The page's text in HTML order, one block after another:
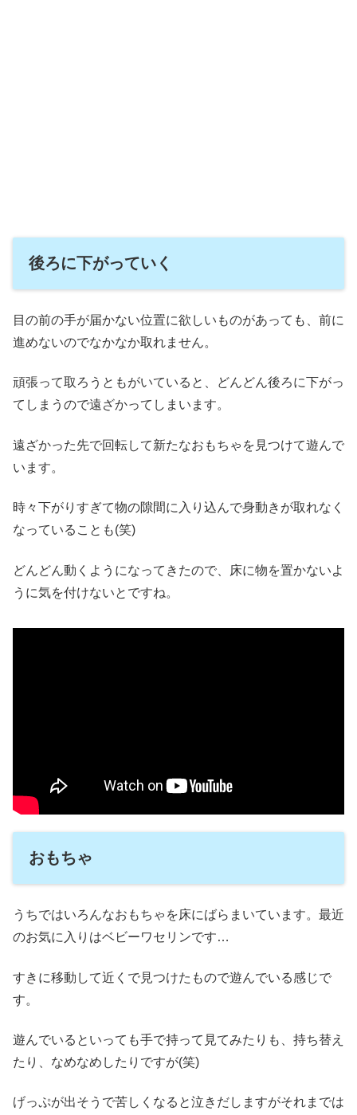
後ろに下がっていく
目の前の手が届かない位置に欲しいものがあっても、前に
進めないのでなかなか取れません。
頑張って取ろうともがいていると、どんどん後ろに下がっ
てしまうので遠ざかってしまいます。
遠ざかった先で回転して新たなおもちゃを見つけて遊んで
います。
時々下がりすぎて物の隙間に入り込んで身動きが取れなく
なっていることも(笑)
どんどん動くようになってきたので、床に物を置かないよ
うに気を付けないとですね。
おもちゃ
うちではいろんなおもちゃを床にばらまいています。最近
のお気に入りはベビーワセリンです…
すきに移動して近くで見つけたもので遊んでいる感じで
す。
遊んでいるといっても手で持って見てみたりも、持ち替え
たり、なめなめしたりですが(笑)
げっぷが出そうで苦しくなると泣きだしますがそれまでは